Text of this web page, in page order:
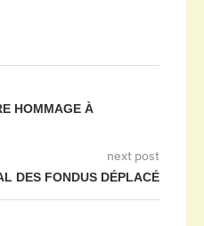
HOMMAGE À
next post
DES FONDUS DÉPLACÉ